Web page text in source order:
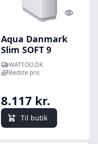
Quick
Aqua Danmark
Slim SOFT 9
bldgringsanlg op
til 6 personer
WATTOO.DK
Bedste pris
8.117 kr.
Til butik